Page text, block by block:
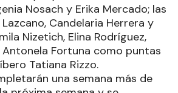
Nosach y Erika Mercado; las
Candelaria Herrera y
Nizetich, Elina Rodríguez,
Antonela Fortuna como puntas
Tatiana Rizzo.
una semana más de